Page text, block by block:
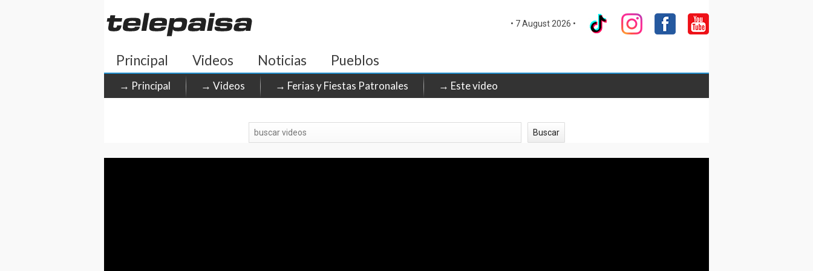
• 7 August 2026 •
Principal Videos Noticias Pueblos
→ Principal → Videos → Ferias y Fiestas Patronales → Este video